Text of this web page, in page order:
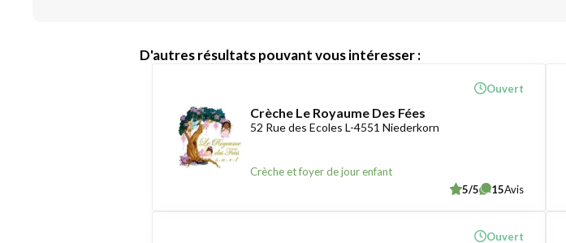
D'autres résultats pouvant vous intéresser :
Crèche Le Royaume Des Fées
52 Rue des Ecoles L-4551 Niederkorn
Crèche et foyer de jour enfant
Ouvert
5/5 15Avis
Ouvert